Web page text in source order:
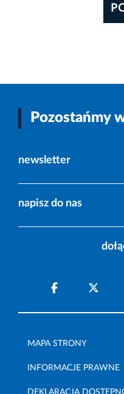
Pozostańmy
newsletter
napisz do nas
MAPA STRONY
INFORMACJE PRAWNE
DEKLARACJA